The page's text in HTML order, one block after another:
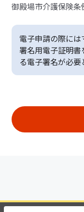
御殿場市介護保険
電子申請の際に
署名用電子証明
る電子署名が必要